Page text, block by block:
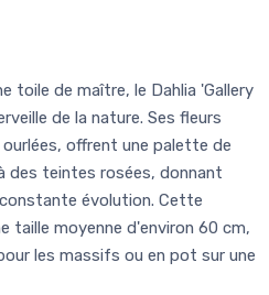
toile de maître, le Dahlia 'Gallery
de la nature. Ses fleurs
offrent une palette de
des teintes rosées, donnant
évolution. Cette
taille moyenne d'environ 60 cm,
les massifs ou en pot sur une